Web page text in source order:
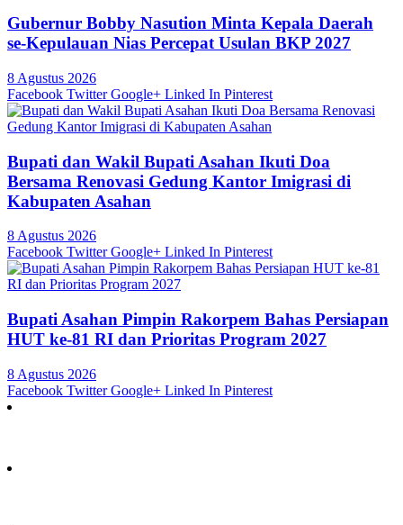
Gubernur Bobby Nasution Minta Kepala Daerah
se-Kepulauan Nias Percepat Usulan BKP 2027
8 Agustus 2026
Facebook Twitter Google+ Linked In Pinterest
Bupati dan Wakil Bupati Asahan Ikuti Doa
Bersama Renovasi Gedung Kantor Imigrasi di
Kabupaten Asahan
8 Agustus 2026
Facebook Twitter Google+ Linked In Pinterest
Bupati Asahan Pimpin Rakorpem Bahas Persiapan
HUT ke-81 RI dan Prioritas Program 2027
8 Agustus 2026
Facebook Twitter Google+ Linked In Pinterest